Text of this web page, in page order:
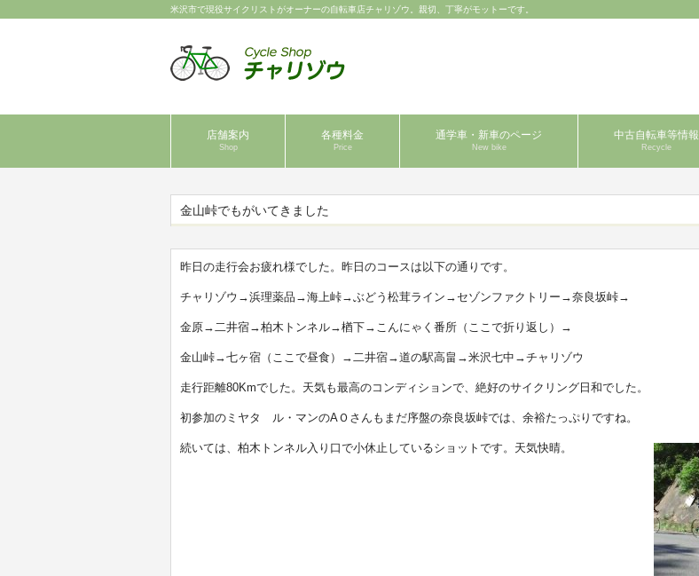
米沢市で現役サイクリストがオーナーの自転車店チャリゾウ。親切、丁寧がモットーです。
店舗案内
Shop
各種料金
Price
通学車・新車のページ
New bike
中古自転車等情報
Recycle
金山峠でもがいてきました
昨日の走行会お疲れ様でした。昨日のコースは以下の通りです。
チャリゾウ→浜理薬品→海上峠→ぶどう松茸ライン→セゾンファクトリー→奈良坂峠→
金原→二井宿→柏木トンネル→楢下→こんにゃく番所（ここで折り返し）→
金山峠→七ヶ宿（ここで昼食）→二井宿→道の駅高畠→米沢七中→チャリゾウ
走行距離80Kmでした。天気も最高のコンディションで、絶好のサイクリング日和でした。
初参加のミヤタ ル・マンのAＯさんもまだ序盤の奈良坂峠では、余裕たっぷりですね。
続いては、柏木トンネル入り口で小休止しているショットです。天気快晴。